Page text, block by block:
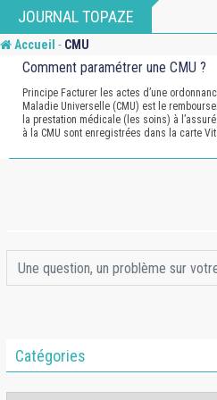
to
content
JOURNAL TOPAZE
Accueil - CMU
Comment paramétrer une CMU ?
Principe Facturer les actes d’une
Maladie Universelle (CMU) est le
la prestation médicale (les soins) à
à la CMU sont enregistrées dans la carte
Catégories